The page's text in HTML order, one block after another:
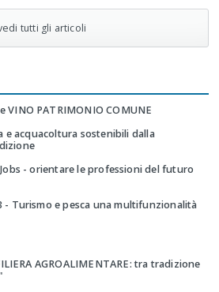
tutti gli articoli
PATRIMONIO COMUNE
e acquacoltura sostenibili dalla
- orientare le professioni del futuro
- Turismo e pesca una multifunzionalità
AGROALIMENTARE: tra tradizione